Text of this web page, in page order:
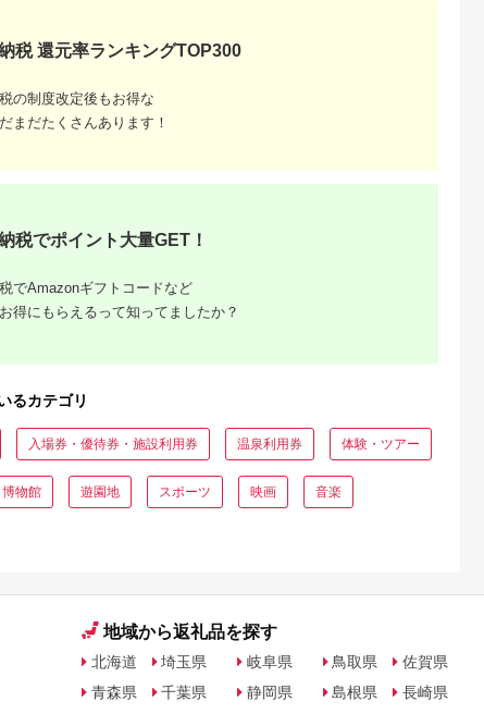
くら
税 還元率ランキングTOP300
の制度改定後もお得な
まだたくさんあります！
税でポイント大量GET！
でAmazonギフトコードなど
得にもらえるって知ってましたか？
るカテゴリ
入場券・優待券・施設利用券 温泉利用券 体験・ツアー
物館 遊園地 スポーツ 映画 音楽
地域から返礼品を探す
北海道
青森県
埼玉県
千葉県
岐阜県
静岡県
鳥取県
島根県
佐賀県
長崎県